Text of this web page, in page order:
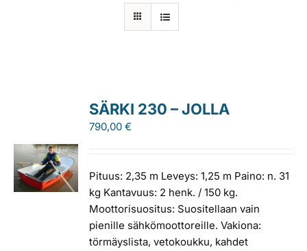
Asiakaskokemuksia
SÄRKI 230 – JOLLA
790,00€
Pituus: 2,35 m Leveys: 1,25 m Paino: n. 31
kg Kantavuus: 2 henk. / 150 kg.
Moottorisuositus: Suositellaan vain
pienille sähkömoottoreille. Vakiona:
törmäyslista, vetokoukku, kahdet